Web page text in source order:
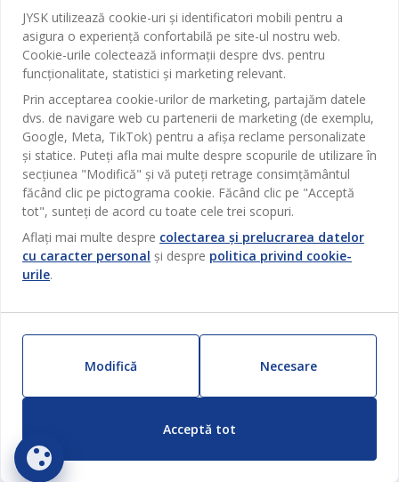
Baie
Birou
Sufragerie
Bucătărie
Depozitare
Perdele
Grădină
Pentru casă
Outlet
Produse noi
ZILNIC PREȚ MIC
Contact Relații Clienți
Magazine și program
Broșură
Termeni si conditii vânzări online
Garantia prețului
Garanția Produselor
Politica de confidentialitate
Card cadou
Livrare
Reclamații
Siguranță
JYSK
Despre JYSK
JYSK.com
Presă
Locuri de muncă
Inspirație
SEDIU CENTRAL
TAROL-DD S.R.L. str. Jubiliara, 41A mun. Chișinău, Republica
Moldova
JYSK BUSINESS TO BUSINESS
Vânzări și relații clienți persoane juridice
Telefon: 060 531 531
E-mail: jysk@jysk.md
JYSK RELAȚII CLIENȚI
Contact Relații Clienți
Telefon: 022 022 030
E-mail: support@jysk.md
Urmărește Jysk
JYSK utilizează cookie-uri și identificatori mobili pentru a
asigura o experiență confortabilă pe site-ul nostru web.
Cookie-urile colectează informații despre dvs. pentru
funcționalitate, statistici și marketing relevant.
Prin acceptarea cookie-urilor de marketing, partajăm datele
dvs. de navigare web cu partenerii de marketing (de exemplu,
Google, Meta, TikTok) pentru a afișa reclame personalizate
și statice. Puteți afla mai multe despre scopurile de utilizare în
secțiunea "Modifică" și vă puteți retrage consimțământul
făcând clic pe pictograma cookie. Făcând clic pe "Acceptă
tot", sunteți de acord cu toate cele trei scopuri.
Aflați mai multe despre colectarea și prelucrarea datelor
cu caracter personal și despre politica privind cookie-
urile.
Modifică Necesare
Acceptă tot